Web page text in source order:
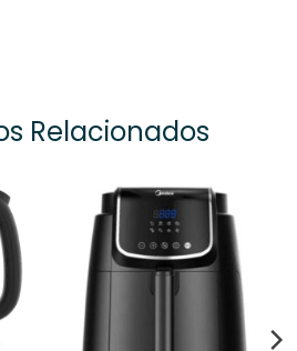
Relacionados